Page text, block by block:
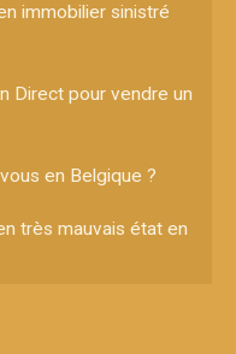
immobilier sinistré
Direct pour vendre un
en Belgique ?
très mauvais état en